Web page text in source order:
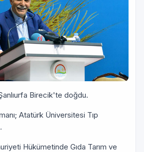
Birecik'te doğdu.
Atatürk Üniversitesi Tıp
Hükümetinde Gıda Tarım ve